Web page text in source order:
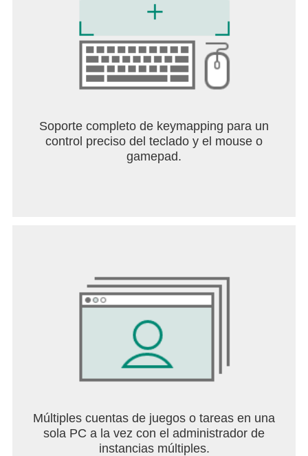
Soporte completo de keymapping para un
control preciso del teclado y el mouse o
gamepad.
Múltiples cuentas de juegos o tareas en una
sola PC a la vez con el administrador de
instancias múltiples.